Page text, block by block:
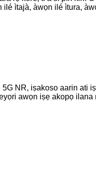
ìtajà, àwọn ilé ìtura,
NR, iṣakoso aarin
awọn iṣẹ akopọ